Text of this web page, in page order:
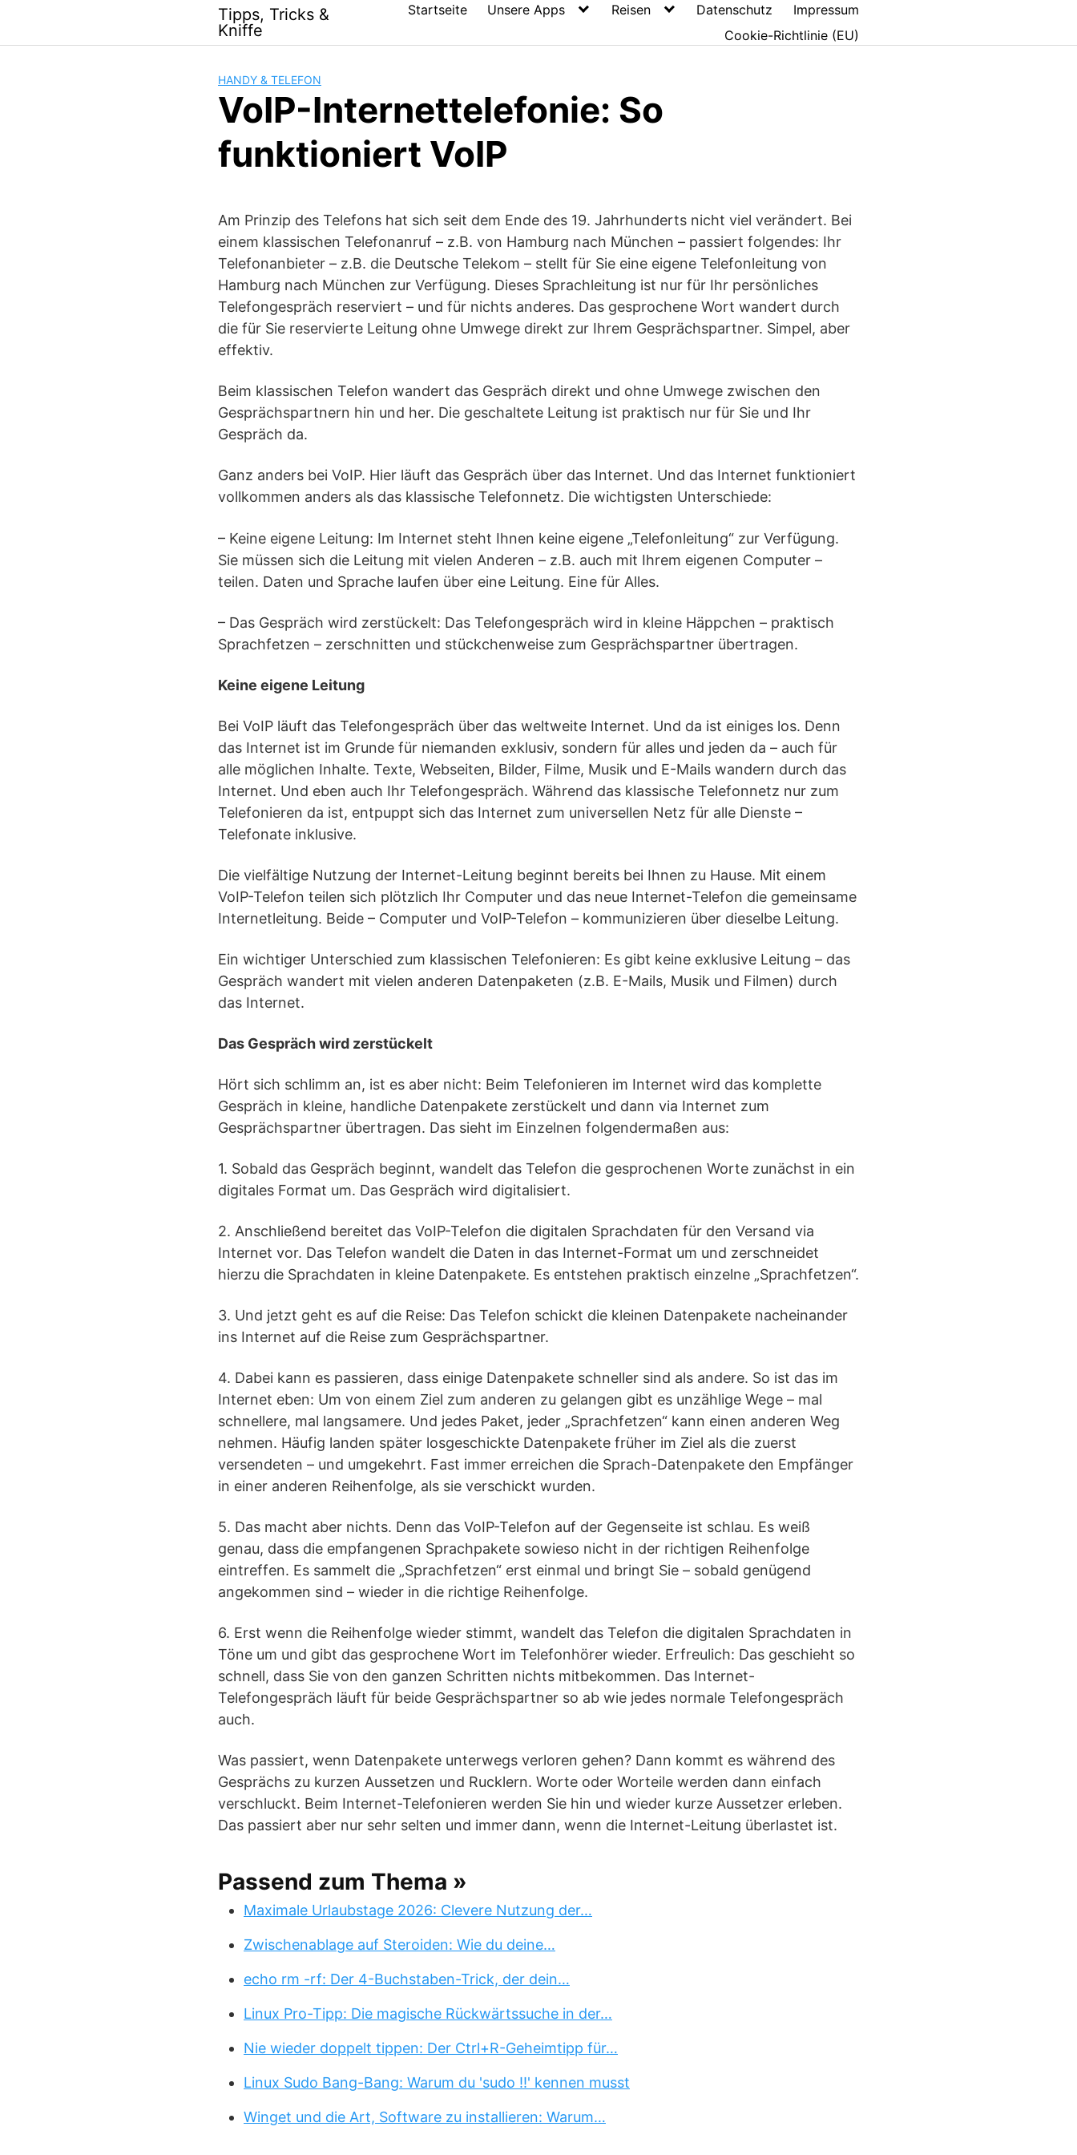
content
Tipps, Tricks &
Kniffe
Startseite Unsere Apps Reisen Datenschutz
Impressum
Cookie-Richtlinie (EU)
HANDY & TELEFON
VoIP-Internettelefonie: So
funktioniert VoIP
Am Prinzip des Telefons hat sich seit dem Ende des 19. Jahrhunderts nicht viel verändert. Bei
einem klassischen Telefonanruf – z.B. von Hamburg nach München – passiert folgendes: Ihr
Telefonanbieter – z.B. die Deutsche Telekom – stellt für Sie eine eigene Telefonleitung von
Hamburg nach München zur Verfügung. Dieses Sprachleitung ist nur für Ihr persönliches
Telefongespräch reserviert – und für nichts anderes. Das gesprochene Wort wandert durch
die für Sie reservierte Leitung ohne Umwege direkt zur Ihrem Gesprächspartner. Simpel, aber
effektiv.
Beim klassischen Telefon wandert das Gespräch direkt und ohne Umwege zwischen den
Gesprächspartnern hin und her. Die geschaltete Leitung ist praktisch nur für Sie und Ihr
Gespräch da.
Ganz anders bei VoIP. Hier läuft das Gespräch über das Internet. Und das Internet funktioniert
vollkommen anders als das klassische Telefonnetz. Die wichtigsten Unterschiede:
– Keine eigene Leitung: Im Internet steht Ihnen keine eigene „Telefonleitung“ zur Verfügung.
Sie müssen sich die Leitung mit vielen Anderen – z.B. auch mit Ihrem eigenen Computer –
teilen. Daten und Sprache laufen über eine Leitung. Eine für Alles.
– Das Gespräch wird zerstückelt: Das Telefongespräch wird in kleine Häppchen – praktisch
Sprachfetzen – zerschnitten und stückchenweise zum Gesprächspartner übertragen.
Keine eigene Leitung
Bei VoIP läuft das Telefongespräch über das weltweite Internet. Und da ist einiges los. Denn
das Internet ist im Grunde für niemanden exklusiv, sondern für alles und jeden da – auch für
alle möglichen Inhalte. Texte, Webseiten, Bilder, Filme, Musik und E-Mails wandern durch das
Internet. Und eben auch Ihr Telefongespräch. Während das klassische Telefonnetz nur zum
Telefonieren da ist, entpuppt sich das Internet zum universellen Netz für alle Dienste –
Telefonate inklusive.
Die vielfältige Nutzung der Internet-Leitung beginnt bereits bei Ihnen zu Hause. Mit einem
VoIP-Telefon teilen sich plötzlich Ihr Computer und das neue Internet-Telefon die gemeinsame
Internetleitung. Beide – Computer und VoIP-Telefon – kommunizieren über dieselbe Leitung.
Ein wichtiger Unterschied zum klassischen Telefonieren: Es gibt keine exklusive Leitung – das
Gespräch wandert mit vielen anderen Datenpaketen (z.B. E-Mails, Musik und Filmen) durch
das Internet.
Das Gespräch wird zerstückelt
Hört sich schlimm an, ist es aber nicht: Beim Telefonieren im Internet wird das komplette
Gespräch in kleine, handliche Datenpakete zerstückelt und dann via Internet zum
Gesprächspartner übertragen. Das sieht im Einzelnen folgendermaßen aus:
1. Sobald das Gespräch beginnt, wandelt das Telefon die gesprochenen Worte zunächst in ein
digitales Format um. Das Gespräch wird digitalisiert.
2. Anschließend bereitet das VoIP-Telefon die digitalen Sprachdaten für den Versand via
Internet vor. Das Telefon wandelt die Daten in das Internet-Format um und zerschneidet
hierzu die Sprachdaten in kleine Datenpakete. Es entstehen praktisch einzelne „Sprachfetzen“.
3. Und jetzt geht es auf die Reise: Das Telefon schickt die kleinen Datenpakete nacheinander
ins Internet auf die Reise zum Gesprächspartner.
4. Dabei kann es passieren, dass einige Datenpakete schneller sind als andere. So ist das im
Internet eben: Um von einem Ziel zum anderen zu gelangen gibt es unzählige Wege – mal
schnellere, mal langsamere. Und jedes Paket, jeder „Sprachfetzen“ kann einen anderen Weg
nehmen. Häufig landen später losgeschickte Datenpakete früher im Ziel als die zuerst
versendeten – und umgekehrt. Fast immer erreichen die Sprach-Datenpakete den Empfänger
in einer anderen Reihenfolge, als sie verschickt wurden.
5. Das macht aber nichts. Denn das VoIP-Telefon auf der Gegenseite ist schlau. Es weiß
genau, dass die empfangenen Sprachpakete sowieso nicht in der richtigen Reihenfolge
eintreffen. Es sammelt die „Sprachfetzen“ erst einmal und bringt Sie – sobald genügend
angekommen sind – wieder in die richtige Reihenfolge.
6. Erst wenn die Reihenfolge wieder stimmt, wandelt das Telefon die digitalen Sprachdaten in
Töne um und gibt das gesprochene Wort im Telefonhörer wieder. Erfreulich: Das geschieht so
schnell, dass Sie von den ganzen Schritten nichts mitbekommen. Das Internet-
Telefongespräch läuft für beide Gesprächspartner so ab wie jedes normale Telefongespräch
auch.
Was passiert, wenn Datenpakete unterwegs verloren gehen? Dann kommt es während des
Gesprächs zu kurzen Aussetzen und Rucklern. Worte oder Worteile werden dann einfach
verschluckt. Beim Internet-Telefonieren werden Sie hin und wieder kurze Aussetzer erleben.
Das passiert aber nur sehr selten und immer dann, wenn die Internet-Leitung überlastet ist.
Passend zum Thema »
Maximale Urlaubstage 2026: Clevere Nutzung der…
Zwischenablage auf Steroiden: Wie du deine…
echo rm -rf: Der 4-Buchstaben-Trick, der dein…
Linux Pro-Tipp: Die magische Rückwärtssuche in der…
Nie wieder doppelt tippen: Der Ctrl+R-Geheimtipp für…
Linux Sudo Bang-Bang: Warum du 'sudo !!' kennen musst
Winget und die Art, Software zu installieren: Warum…